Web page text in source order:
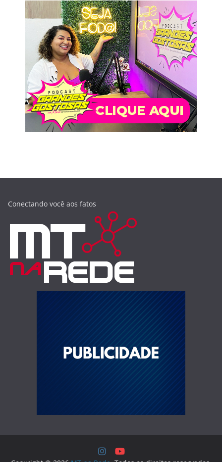
Conectando você aos fatos